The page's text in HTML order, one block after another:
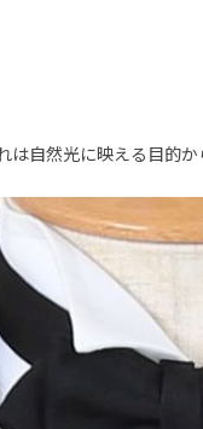
自然光に映える目的か